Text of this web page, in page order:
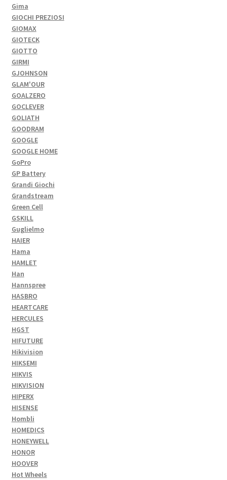
Gima
GIOCHI PREZIOSI
GIOMAX
GIOTECK
GIOTTO
GIRMI
GJOHNSON
GLAM'OUR
GOALZERO
GOCLEVER
GOLIATH
GOODRAM
GOOGLE
GOOGLE HOME
GoPro
GP Battery
Grandi Giochi
Grandstream
Green Cell
GSKILL
Guglielmo
HAIER
Hama
HAMLET
Han
Hannspree
HASBRO
HEARTCARE
HERCULES
HGST
HIFUTURE
Hikivision
HIKSEMI
HIKVIS
HIKVISION
HIPERX
HISENSE
Hombli
HOMEDICS
HONEYWELL
HONOR
HOOVER
Hot Wheels